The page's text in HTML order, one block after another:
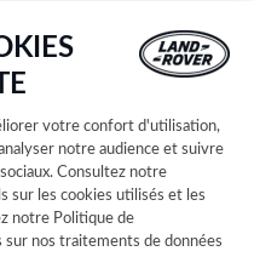
votre confort d'utilisation,
notre audience et suivre
Consultez notre
sur les cookies utilisés et les
notre Politique de
nos traitements de données
européennes. Elles peuvent
Certains des véhicules présents sont
par le concessionnaire qui peuvent
par le fabricant conformément à la
complètement chargée. Depuis le 1er
en Europe sur la base de la
légers (WLTP), procédure d'essai
et les émissions de CO2, plus